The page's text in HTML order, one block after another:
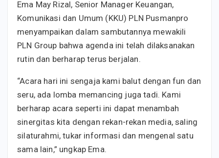
Ema May Rizal, Senior Manager Keuangan,
Komunikasi dan Umum (KKU) PLN Pusmanpro
menyampaikan dalam sambutannya mewakili
PLN Group bahwa agenda ini telah dilaksanakan
rutin dan berharap terus berjalan.
“Acara hari ini sengaja kami balut dengan fun dan
seru, ada lomba memancing juga tadi. Kami
berharap acara seperti ini dapat menambah
sinergitas kita dengan rekan-rekan media, saling
silaturahmi, tukar informasi dan mengenal satu
sama lain,” ungkap Ema.